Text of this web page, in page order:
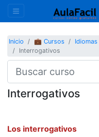
Inicio 💼 Cursos Idiomas
Interrogativos
Interrogativos
Los interrogativos